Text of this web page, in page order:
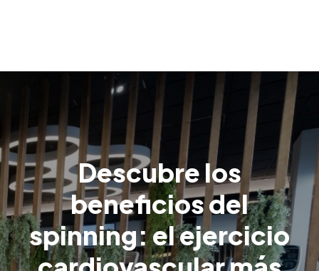
Descubre los
beneficios del
spinning: el ejercicio